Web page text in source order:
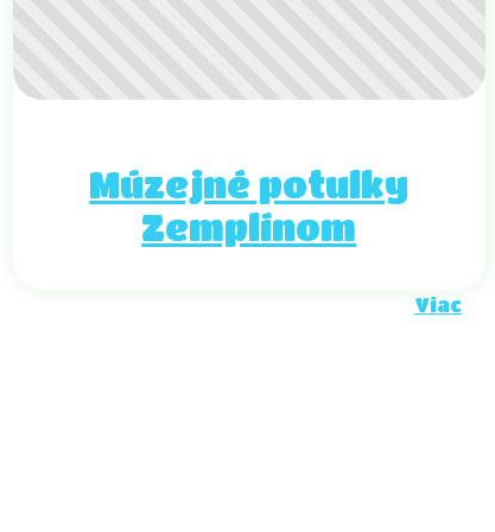
Múzejné potulky
Zemplínom
Viac